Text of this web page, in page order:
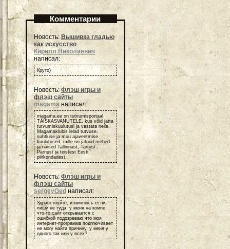
Комментарии
Новость: Вышивка гладью
как искусство
Кирилл Николаевич
написал:
Круто)
Новость: Флэш игры и
флэш сайты
magama написал:
magama.ee on tutvumisportaal
TÄISKASVANUTELE, kus võid jätta
tutvumiskuulutusi ja vastata neile.
Magamaklubis leiad tutvuse,
suhtluse ja muu ajaveetmise
kuulutused, mille on jätnud mehed
ja naised Tallinnast, Tartust ,
Pärnust ja teistest Eesti
piirkondadest.
Новость: Флэш игры и
флэш сайты
sergeyGed написал:
Здравствуйте, извиняюсь если
пишу не туда, у меня на компе
что-то сайт открывается с
ошибкой подозреваю что моя
интернет-программа подглючивает
не могу найти причину, у меня у
одного так или у всех?